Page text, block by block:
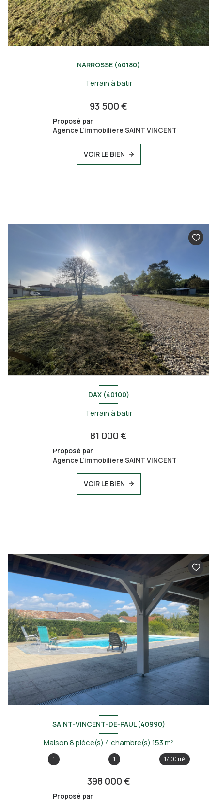
NARROSSE (40180)
Terrain à batir
93 500 €
Proposé par
Agence L'immobiliere SAINT VINCENT
VOIR LE BIEN
DAX (40100)
Terrain à batir
81 000 €
Proposé par
Agence L'immobiliere SAINT VINCENT
VOIR LE BIEN
SAINT-VINCENT-DE-PAUL (40990)
Maison 8 pièce(s) 4 chambre(s) 153 m²
1 1 1700 m²
398 000 €
Proposé par